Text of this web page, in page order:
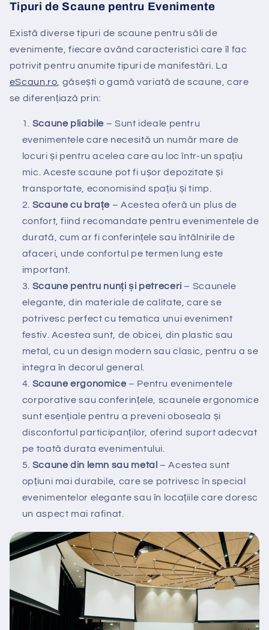
Tipuri de Scaune pentru Evenimente
Există diverse tipuri de scaune pentru săli de
evenimente, fiecare având caracteristici care îl fac
potrivit pentru anumite tipuri de manifestări. La
eScaun .ro , găsești o gamă variată de scaune, care
se diferențiază prin:
Scaune pliabile – Sunt ideale pentru
evenimentele care necesită un număr mare de
locuri și pentru acelea care au loc într-un spațiu
mic. Aceste scaune pot fi ușor depozitate și
transportate, economisind spațiu și timp.
Scaune cu brațe – Acestea oferă un plus de
confort, fiind recomandate pentru evenimentele de
durată, cum ar fi conferințele sau întâlnirile de
afaceri, unde confortul pe termen lung este
important.
Scaune pentru nunți și petreceri – Scaunele
elegante, din materiale de calitate, care se
potrivesc perfect cu tematica unui eveniment
festiv. Acestea sunt, de obicei, din plastic sau
metal, cu un design modern sau clasic, pentru a se
integra în decorul general.
Scaune ergonomice – Pentru evenimentele
corporative sau conferințele, scaunele ergonomice
sunt esențiale pentru a preveni oboseala și
disconfortul participanților, oferind suport adecvat
pe toată durata evenimentului.
Scaune din lemn sau metal – Acestea sunt
opțiuni mai durabile, care se potrivesc în special
evenimentelor elegante sau în locațiile care doresc
un aspect mai rafinat.